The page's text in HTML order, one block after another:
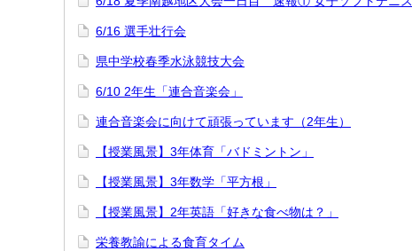
6/16 選手壮行会
県中学校春季水泳競技大会
6/10 2年生「連合音楽会」
連合音楽会に向けて頑張っています（2年生）
【授業風景】3年体育「バドミントン」
【授業風景】3年数学「平方根」
【授業風景】2年英語「好きな食べ物は？」
栄養教諭による食育タイム